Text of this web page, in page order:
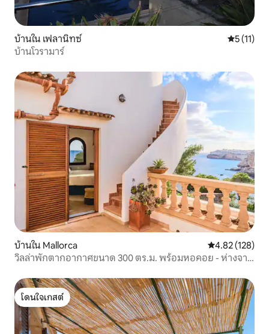
บ้านใน เฟลานิทซ์ คะแนนเฉ
5 (11)
บ้านโวรามาร์
บ้านใน Mallorca คะแนนเฉลี่ย
4.82 (128)
วิลล่าพักตากอากาศขนาด 300 ตร.ม. พร้อมหอคอย - ห่างจาก
โดนใจเกสต์
โดนใจเกสต์